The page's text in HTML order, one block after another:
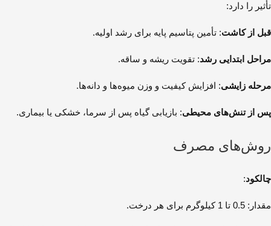
تأثیر را دارد:
قبل از کاشت: تأمین پتاسیم پایه برای رشد اولیه.
مراحل ابتدایی رشد: تقویت ریشه و ساقه.
مرحله زایشی: افزایش کیفیت و وزن میوه‌ها و دانه‌ها.
پس از تنش‌های محیطی: بازیابی گیاه پس از سرما، خشکی یا بیماری.
روش‌های مصرف
چالکود:
مقدار: 0.5 تا 1 کیلوگرم برای هر درخت.